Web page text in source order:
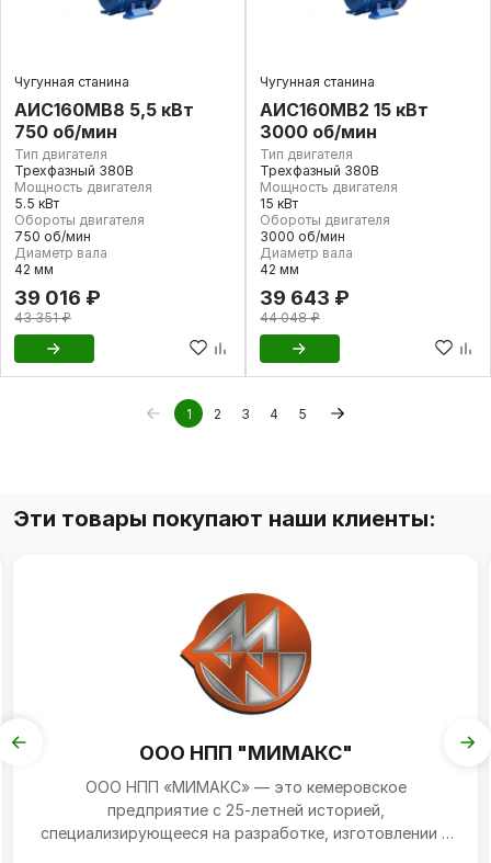
Чугунная станина
АИС160МВ8 5,5 кВт
750 об/мин
Тип двигателя
Трехфазный 380В
Мощность двигателя
5.5 кВт
Обороты двигателя
750 об/мин
Диаметр вала
42 мм
39 016 ₽
43 351 ₽
Чугунная станина
АИС160МB2 15 кВт
3000 об/мин
Тип двигателя
Трехфазный 380В
Мощность двигателя
15 кВт
Обороты двигателя
3000 об/мин
Диаметр вала
42 мм
39 643 ₽
44 048 ₽
1 2 3 4 5
Эти товары покупают наши клиенты:
ООО НПП "МИМАКС"
ООО НПП «МИМАКС» — это кемеровское
предприятие с 25-летней историей,
специализирующееся на разработке, изготовлении и